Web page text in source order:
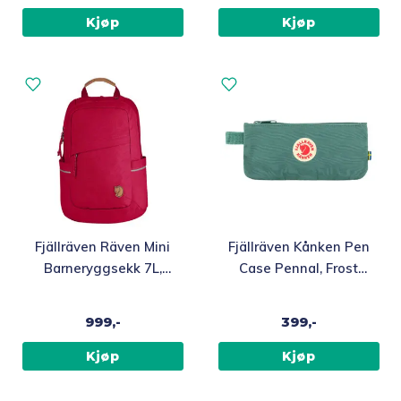
Kjøp Kjøp
Fjällräven Räven Mini
Barneryggsekk 7L,
999,-
Kjøp
Fjällräven Kånken Pen
Case Pennal, Frost
399,-
Kjøp